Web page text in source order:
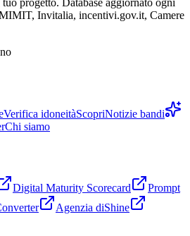
progetto. Database aggiornato ogni
Invitalia, incentivi.gov.it, Camere
Verifica idoneitàScopriNotizie bandi
Chi siamo
Digital Maturity Scorecard
Prompt
Agenzia diShine